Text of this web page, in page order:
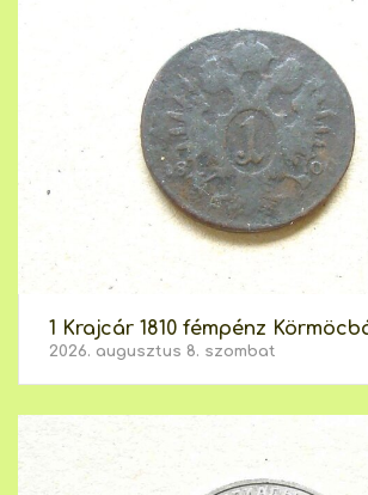
1 Krajcár 1810 fémpénz
2026. augusztus 8. szombat